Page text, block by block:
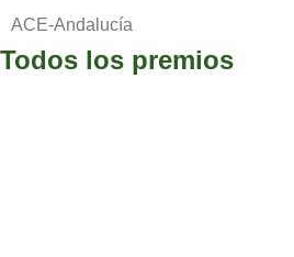
ACE-Andalucía
Todos los premios